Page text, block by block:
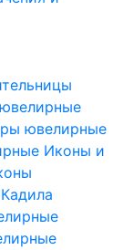
ювелирные
Иконы и
Кадила